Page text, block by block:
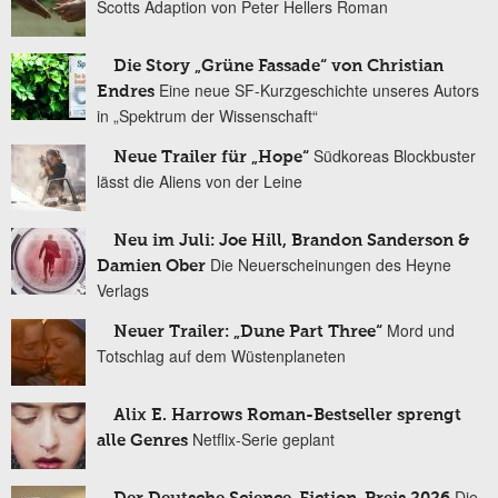
Scotts Adaption von Peter Hellers Roman
Die Story „Grüne Fassade“ von Christian
Endres Eine neue SF-Kurzgeschichte unseres Autors
in „Spektrum der Wissenschaft“
Neue Trailer für „Hope“ Südkoreas Blockbuster
lässt die Aliens von der Leine
Neu im Juli: Joe Hill, Brandon Sanderson &
Damien Ober Die Neuerscheinungen des Heyne
Verlags
Neuer Trailer: „Dune Part Three“ Mord und
Totschlag auf dem Wüstenplaneten
Alix E. Harrows Roman-Bestseller sprengt
alle Genres Netflix-Serie geplant